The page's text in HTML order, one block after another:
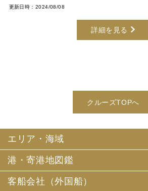
更新日時：2024/08/08
詳細を見る
クルーズTOPへ
エリア・海域
港・寄港地図鑑
客船会社（外国船）